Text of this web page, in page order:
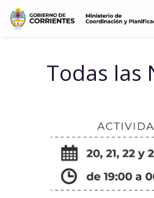
Todas las